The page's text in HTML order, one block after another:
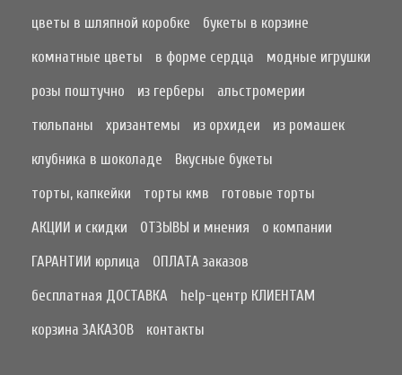
цветы в шляпной коробке
букеты в корзине
комнатные цветы
в форме сердца
модные игрушки
розы поштучно
из герберы
альстромерии
тюльпаны
хризантемы из орхидеи
из ромашек
клубника в шоколаде
Вкусные букеты
торты, капкейки
торты кмв
готовые торты
АКЦИИ и скидки
ОТЗЫВЫ и мнения
о компании
ГАРАНТИИ юрлица
ОПЛАТА заказов
бесплатная ДОСТАВКА
help-центр КЛИЕНТАМ
корзина ЗАКАЗОВ
контакты